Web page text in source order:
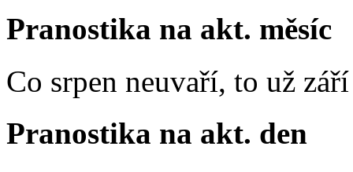
Pranostika na akt. měsíc
Co srpen neuvaří, to už
Pranostika na akt. den